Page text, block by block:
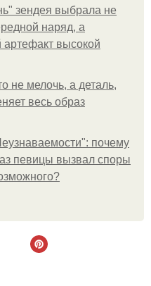
зендея выбрала не
наряд, а
артефакт высокой
не мелочь, а деталь,
весь образ
почему
певицы вызвал споры